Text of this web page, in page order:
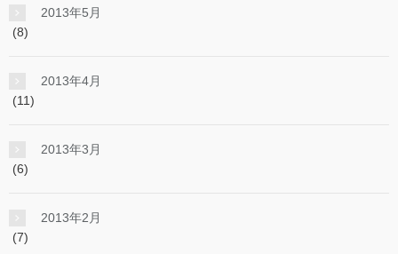
2013年5月
(8)
2013年4月
(11)
2013年3月
(6)
2013年2月
(7)